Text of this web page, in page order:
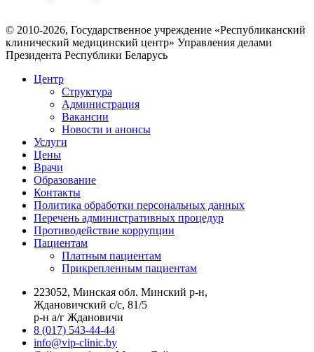
© 2010-2026, Государственное учреждение «Республиканский
клинический медицинский центр» Управления делами
Президента Республики Беларусь
Центр
Структура
Администрация
Вакансии
Новости и анонсы
Услуги
Цены
Врачи
Образование
Контакты
Политика обработки персональных данных
Перечень административных процедур
Противодействие коррупции
Пациентам
Платным пациентам
Прикрепленным пациентам
223052, Минская обл. Минский р-н,
Ждановичский с/с, 81/5
р-н а/г Ждановичи
8 (017) 543-44-44
info@vip-clinic.by